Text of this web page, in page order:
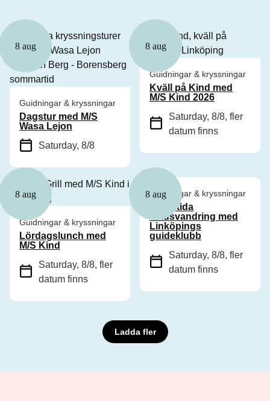
8 aug
Guidningar & kryssningar
Dagstur med M/S
Wasa Lejon
Saturday, 8/8
8 aug
Guidningar & kryssningar
Kväll på Kind med
M/S Kind 2026
Saturday, 8/8, fler
datum finns
8 aug
Guidningar & kryssningar
Lördagslunch med
M/S Kind
Saturday, 8/8, fler
datum finns
8 aug
Guidningar & kryssningar
Medeltida
stadsvandring med
Linköpings
guideklubb
Saturday, 8/8, fler
datum finns
Ladda fler